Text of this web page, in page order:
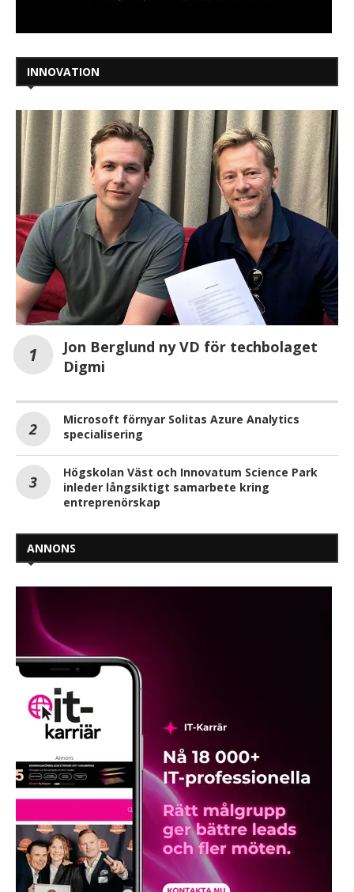
INNOVATION
Jon Berglund ny VD för techbolaget
Digmi
Microsoft förnyar Solitas Azure Analytics
specialisering
Högskolan Väst och Innovatum Science Park
inleder långsiktigt samarbete kring
entreprenörskap
ANNONS